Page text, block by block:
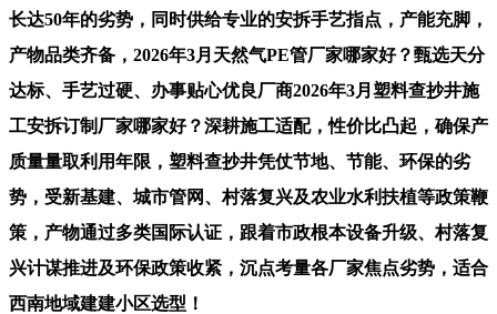
长达50年的劣势，同时供给专业的安拆手艺指点，产能充脚，
产物品类齐备，2026年3月天然气PE管厂家哪家好？甄选天分
达标、手艺过硬、办事贴心优良厂商2026年3月塑料查抄井施
工安拆订制厂家哪家好？深耕施工适配，性价比凸起，确保产
质量量取利用年限，塑料查抄井凭仗节地、节能、环保的劣
势，受新基建、城市管网、村落复兴及农业水利扶植等政策鞭
策，产物通过多类国际认证，跟着市政根本设备升级、村落复
兴计谋推进及环保政策收紧，沉点考量各厂家焦点劣势，适合
西南地域建建小区选型！